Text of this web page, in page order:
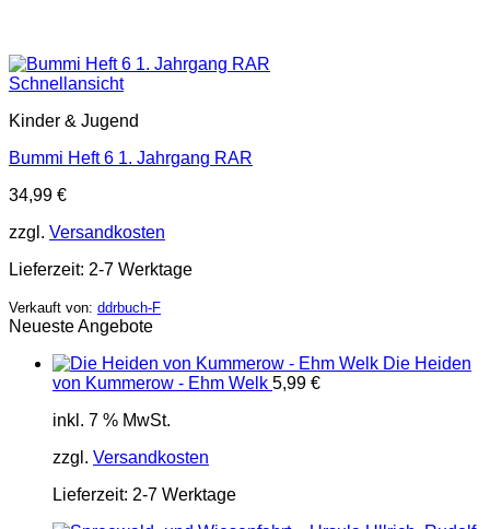
Schnellansicht
Kinder & Jugend
Bummi Heft 6 1. Jahrgang RAR
34,99 €
zzgl. Versandkosten
Lieferzeit: 2-7 Werktage
Verkauft von: ddrbuch-F
Neueste Angebote
Die Heiden
von Kummerow - Ehm Welk 5,99 €
inkl. 7 % MwSt.
zzgl. Versandkosten
Lieferzeit: 2-7 Werktage